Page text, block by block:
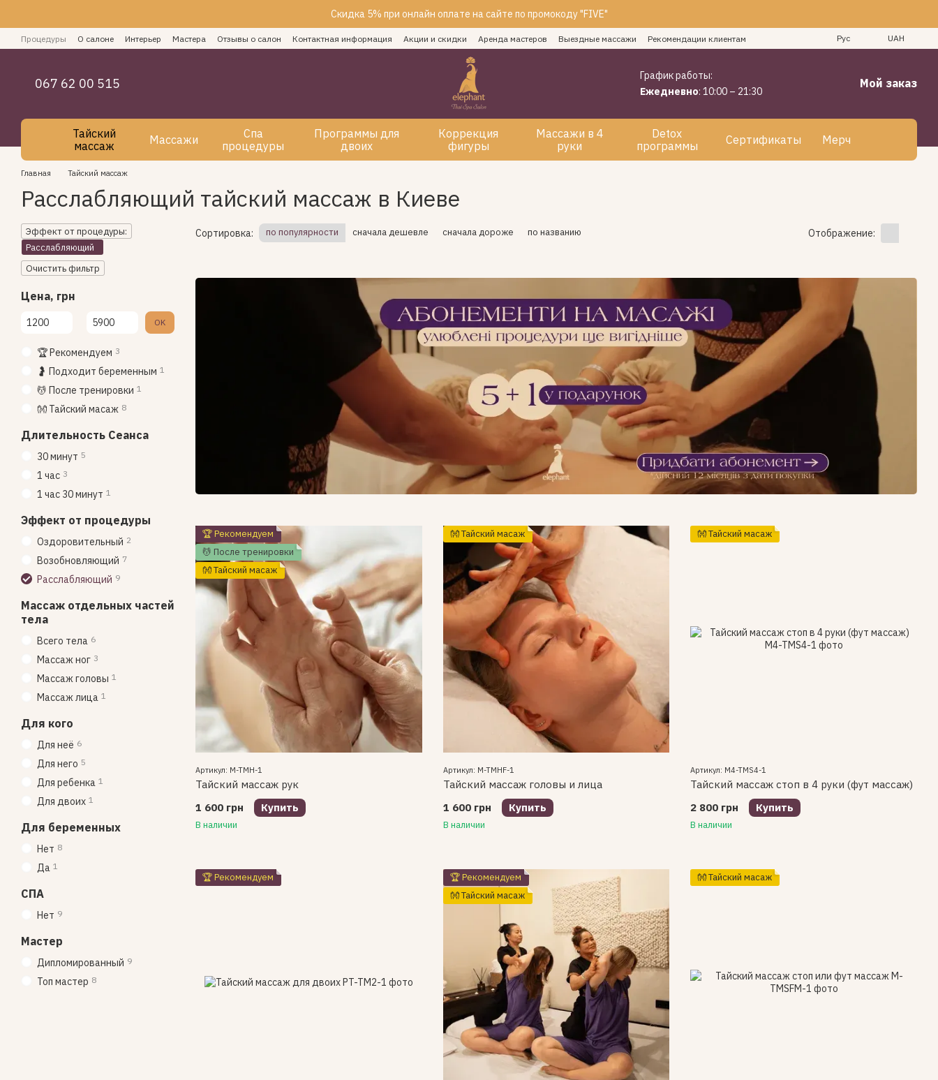
Скидка 5% при онлайн оплате на сайте по промокоду "FIVE"
Процедуры О салоне Интерьер Мастера Отзывы о салон Контактная информация Акции и скидки Аренда мастеров Выездные массажи
Рекомендации клиентам
Как оплатить СПА услуги
Блог Пользовательское соглашение
Рус UAH
067 62 00 515
График работы:
Ежедневно: 10:00 – 21:30
Мой заказ
Тайский
массаж
Массажи
Спа
процедуры
Программы для
двоих
Коррекция
фигуры
Массажи в 4
руки
Detox
программы
Сертификаты Мерч
Главная Тайский массаж
Расслабляющий тайский массаж в Киеве
Сортировка: по популярности сначала дешевле сначала дороже по названию Отображение:
🏆 Рекомендуем
💆 После тренировки
👐 Тайский масаж
Артикул: M-TMH-1
Тайский массаж рук
1 600 грн
Купить
В наличии
👐 Тайский масаж
Артикул: M-TMHF-1
Тайский массаж головы и лица
1 600 грн
Купить
В наличии
👐 Тайский масаж
Артикул: M4-TMS4-1
Тайский массаж стоп в 4 руки (фут массаж)
2 800 грн
Купить
В наличии
🏆 Рекомендуем
🏆 Рекомендуем
👐 Тайский масаж
👐 Тайский масаж
Эффект от процедуры:
Расслабляющий
Очистить фильтр
Цена, грн
От Цена, грн
До Цена, грн OK
🏆 Рекомендуем 3
🤰 Подходит беременным 1
💆 После тренировки 1
👐 Тайский масаж 8
Длительность Сеанса
30 минут 5
1 час 3
1 час 30 минут 1
Эффект от процедуры
Оздоровительный 2
Возобновляющий 7
Расслабляющий 9
Массаж отдельных частей
тела
Всего тела 6
Массаж ног 3
Массаж головы 1
Массаж лица 1
Для кого
Для неё 6
Для него 5
Для ребенка 1
Для двоих 1
Для беременных
Нет 8
Да 1
СПА
Нет 9
Мастер
Дипломированный 9
Топ мастер 8